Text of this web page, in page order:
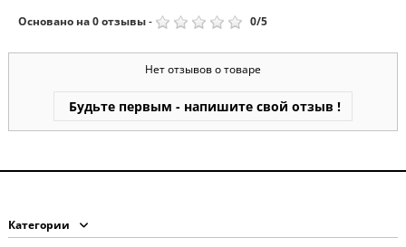
Основано на0отзывы- 0/5
Нет отзывов о товаре
Будьте первым - напишите свой отзыв !
Категории